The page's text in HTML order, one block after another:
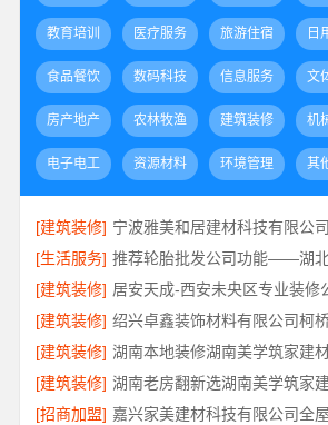
教育培训 医疗服务 旅游住宿 日
食品餐饮 数码科技 信息服务 文
房产地产 农林牧渔 建筑装修 机
电子电工 资源材料 环境管理 其
[建筑装修]
[生活服务]
[建筑装修] 居安天成-西安未央区专业装修
[建筑装修]
[建筑装修] 湖南本地装修湖南美学筑家建
[建筑装修] 湖南老房翻新选湖南美学筑家
[招商加盟] 嘉兴家美建材科技有限公司全